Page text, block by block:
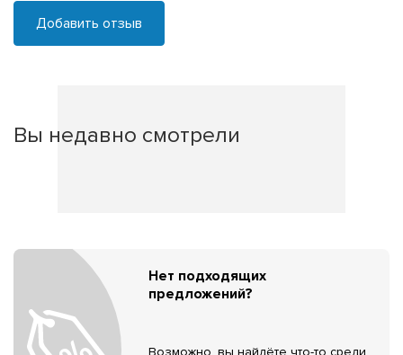
Добавить отзыв
Вы недавно смотрели
Нет подходящих
предложений?